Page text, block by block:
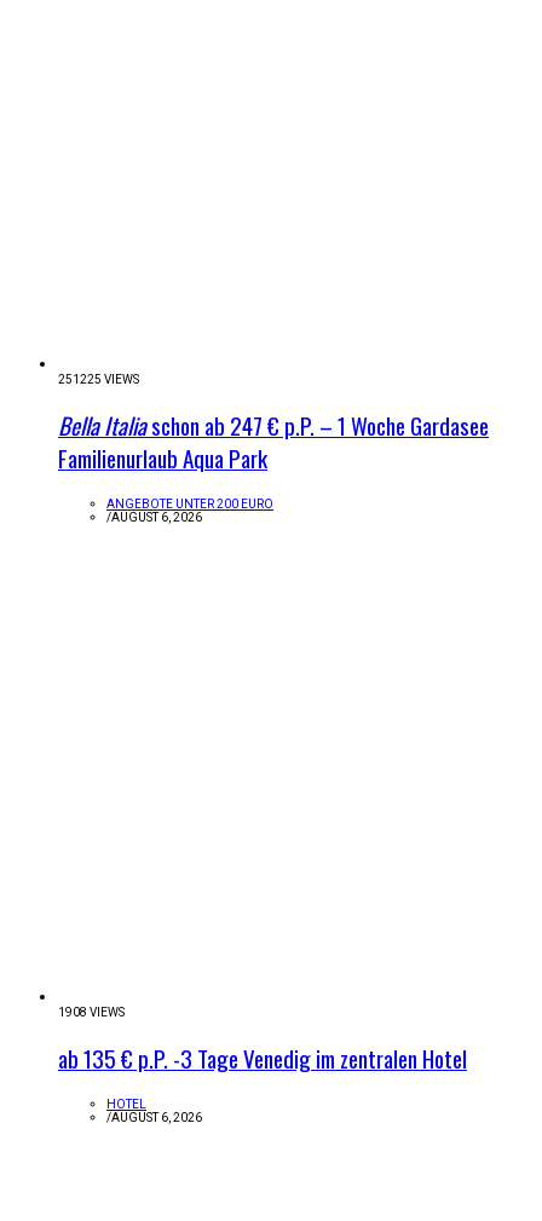
251225 VIEWS
Bella Italiaschon ab 247 € p.P. – 1 Woche Gardasee
Familienurlaub Aqua Park
ANGEBOTE UNTER 200 EURO
/AUGUST 6, 2026
1908 VIEWS
ab 135 € p.P. -3 Tage Venedig im zentralen Hotel
HOTEL
/AUGUST 6, 2026